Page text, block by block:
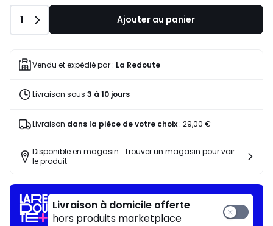
Quantité
1 Ajouter au panier
Vendu et expédié par : La Redoute
Livraison sous 3 à 10 jours
Livraison dans la pièce de votre choix: 29,00 €
Disponible en magasin : Trouver un magasin pour voir
le produit
Livraison à domicile offerte
hors produits marketplace